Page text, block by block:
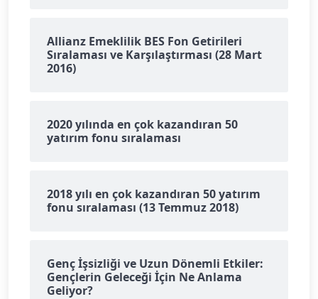
Allianz Emeklilik BES Fon Getirileri
Sıralaması ve Karşılaştırması (28 Mart
2016)
2020 yılında en çok kazandıran 50
yatırım fonu sıralaması
2018 yılı en çok kazandıran 50 yatırım
fonu sıralaması (13 Temmuz 2018)
Genç İşsizliği ve Uzun Dönemli Etkiler:
Gençlerin Geleceği İçin Ne Anlama
Geliyor?